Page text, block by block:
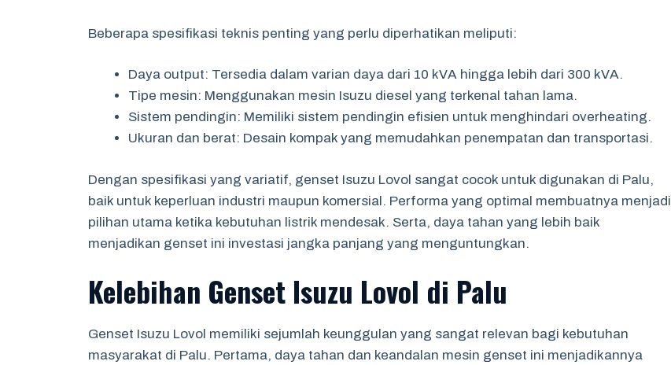
Beberapa spesifikasi teknis penting yang perlu diperhatikan meliputi:
Daya output: Tersedia dalam varian daya dari 10 kVA hingga lebih dari 300 kVA.
Tipe mesin: Menggunakan mesin Isuzu diesel yang terkenal tahan lama.
Sistem pendingin: Memiliki sistem pendingin efisien untuk menghindari overheating.
Ukuran dan berat: Desain kompak yang memudahkan penempatan dan transportasi.
Dengan spesifikasi yang variatif, genset Isuzu Lovol sangat cocok untuk digunakan di Palu,
baik untuk keperluan industri maupun komersial. Performa yang optimal membuatnya menjadi
pilihan utama ketika kebutuhan listrik mendesak. Serta, daya tahan yang lebih baik
menjadikan genset ini investasi jangka panjang yang menguntungkan.
Kelebihan Genset Isuzu Lovol di Palu
Genset Isuzu Lovol memiliki sejumlah keunggulan yang sangat relevan bagi kebutuhan
masyarakat di Palu. Pertama, daya tahan dan keandalan mesin genset ini menjadikannya